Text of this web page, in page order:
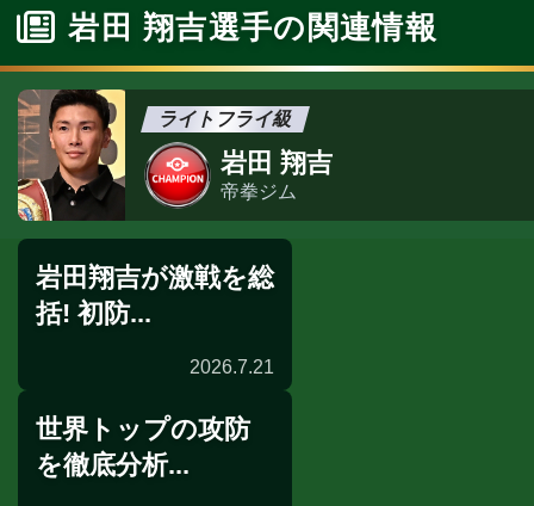
岩田 翔吉選手の関連情報
ライトフライ級
岩田 翔吉
帝拳ジム
一夜明け会見
岩田翔吉が激戦を総
括! 初防...
2026.7.21
世界トップの攻防
を徹底分析...